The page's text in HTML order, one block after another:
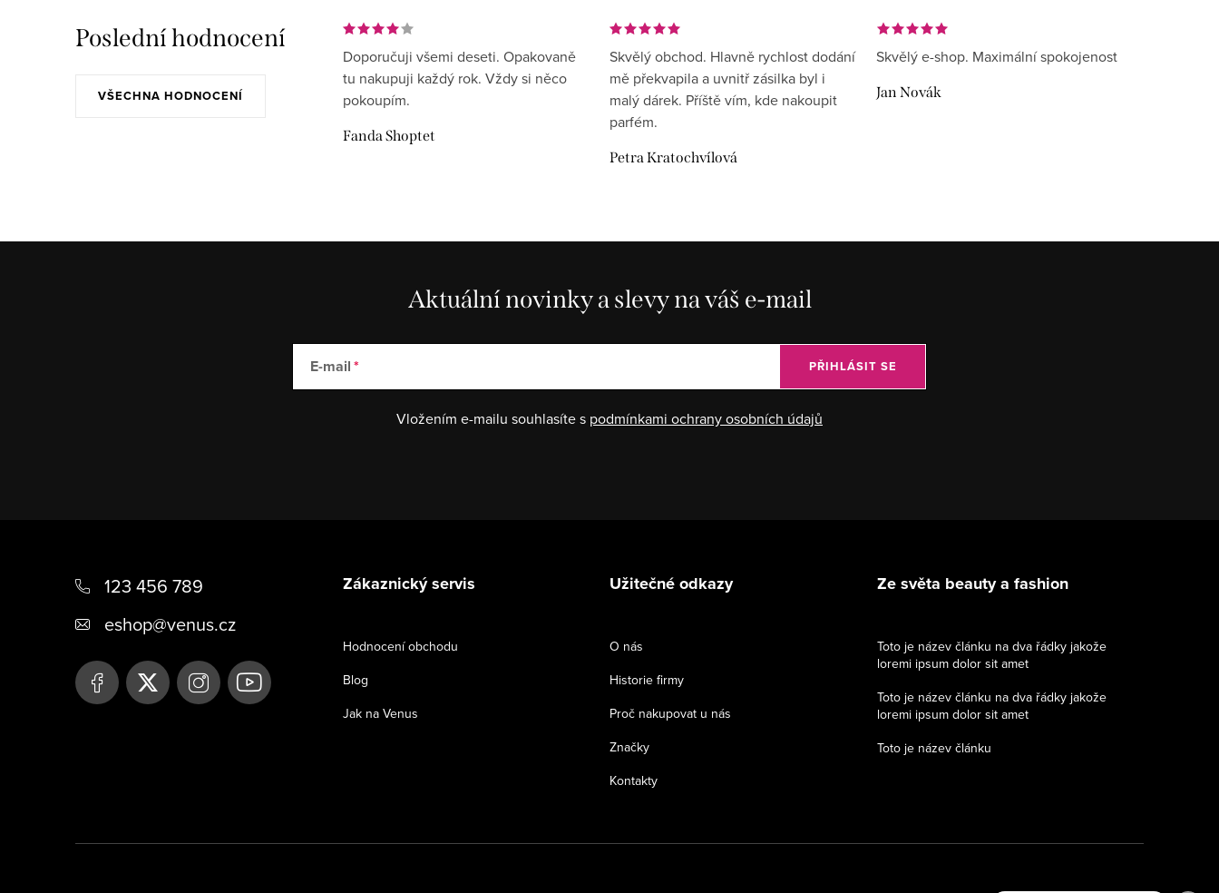
Poslední hodnocení
VŠECHNA HODNOCENÍ
Doporučuji všemi deseti. Opakovaně
tu nakupuji každý rok. Vždy si něco
pokoupím.
Fanda Shoptet
Skvělý obchod. Hlavně rychlost dodání
mě překvapila a uvnitř zásilka byl i
malý dárek. Příště vím, kde nakoupit
parfém.
Petra Kratochvílová
Skvělý e-shop. Maximální spokojenost
Jan Novák
Aktuální novinky a slevy na váš e-mail
E-mail
Vložením e-mailu souhlasíte s podmínkami ochrany osobních údajů
PŘIHLÁSIT SE
123 456 789
eshop@venus.cz
Zákaznický servis
Hodnocení obchodu
Blog
Jak na Venus
Užitečné odkazy
O nás
Historie firmy
Proč nakupovat u nás
Značky
Kontakty
Ze světa beauty a fashion
Toto je název článku na dva řádky jakože
loremi ipsum dolor sit amet
Toto je název článku na dva řádky jakože
loremi ipsum dolor sit amet
Toto je název článku